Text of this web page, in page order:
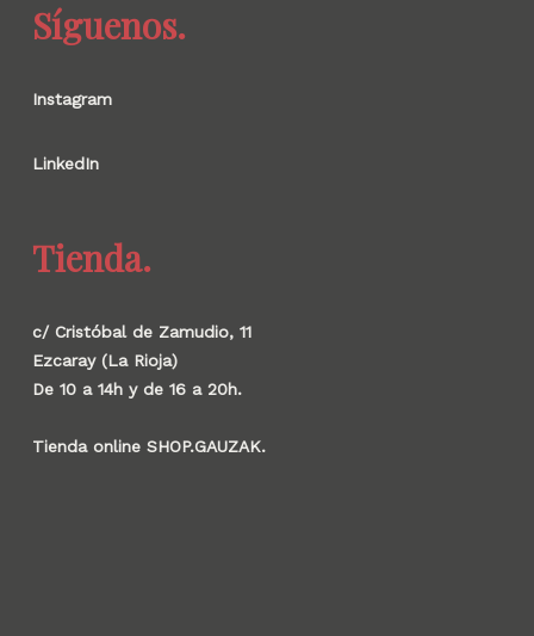
Síguenos.
Instagram
LinkedIn
Tienda.
c/ Cristóbal de Zamudio, 11
Ezcaray (La Rioja)
De 10 a 14h y de 16 a 20h.
Tienda online SHOP.GAUZAK.